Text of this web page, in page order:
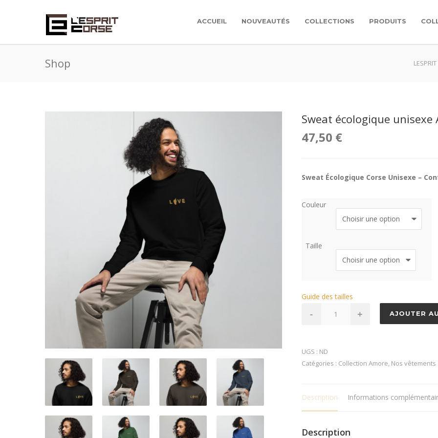
ACCUEIL NOUVEAUTÉS COLLECTIONS PRODUITS
Shop
Sweat écologique unisexe
47,50 €
Sweat Écologique Corse Unisexe –
Couleur
Taille
Guide des tailles
unisexe
- + AJOUTER
UGS : ND
Catégories : Collection Amore, Nos vêtements
Description Informations
Description